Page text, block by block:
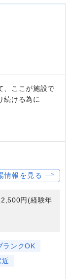
、ここが施設で
続ける為に
情報を見る
円(経験年
ランクOK
近